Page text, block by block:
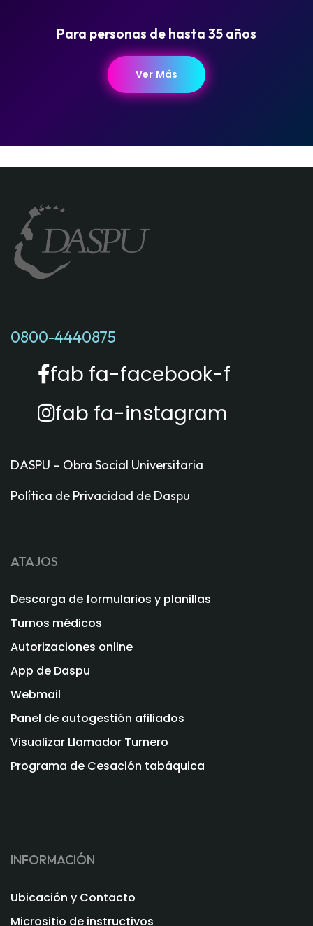
Para personas de hasta 35 años
Ver Más
0800-4440875
fab fa-facebook-f
fab fa-instagram
DASPU – Obra Social Universitaria
Política de Privacidad de Daspu
ATAJOS
Descarga de formularios y planillas
Turnos médicos
Autorizaciones online
App de Daspu
Webmail
Panel de autogestión afiliados
Visualizar Llamador Turnero
Programa de Cesación tabáquica
INFORMACIÓN
Ubicación y Contacto
Micrositio de instructivos